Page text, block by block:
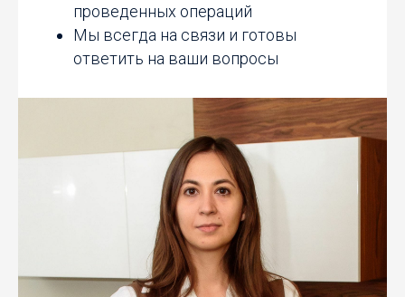
проведенных операций
Мы всегда на связи и готовы
ответить на ваши вопросы